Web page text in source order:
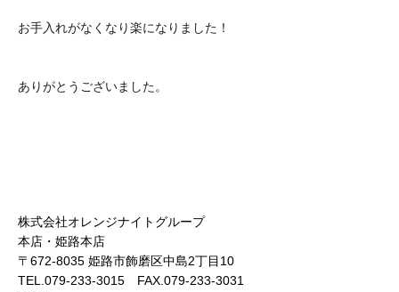
お手入れがなくなり楽になりました！
ありがとうございました。
株式会社オレンジナイトグループ
本店・姫路本店
〒672-8035 姫路市飾磨区中島2丁目10
TEL.079-233-3015 FAX.079-233-3031